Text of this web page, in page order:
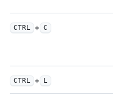
CTRL + C
CTRL + L